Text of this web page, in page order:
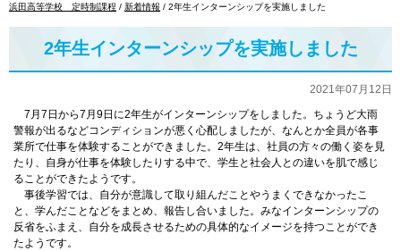
現
浜田高等学校 定時制課程 / 新着情報 / 2年生インターンシップを実施しました
2年生インターンシップを実施しました
2021年07月12日
7月7日から7月9日に2年生がインターンシップをしました。ちょうど大雨
警報が出るなどコンディションが悪く心配しましたが、なんとか全員が各事
業所で仕事を体験することができました。2年生は、社員の方々の働く姿を見
たり、自身が仕事を体験したりする中で、学生と社会人との違いを肌で感じ
ることができたようです。
事後学習では、自分が意識して取り組んだことやうまくできなかったこ
と、学んだことなどをまとめ、報告し合いました。みなインターンシップの
反省をふまえ、自分を成長させるための具体的なイメージを持つことができ
たようです。